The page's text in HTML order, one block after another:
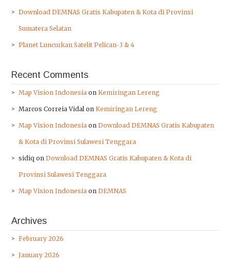
Download DEMNAS Gratis Kabupaten & Kota di Provinsi
Sumatera Selatan
Planet Luncurkan Satelit Pelican-3 & 4
Recent Comments
Map Vision Indonesia onKemiringan Lereng
Marcos Correia Vidal onKemiringan Lereng
Map Vision Indonesia onDownload DEMNAS Gratis Kabupaten
& Kota di Provinsi Sulawesi Tenggara
sidiq onDownload DEMNAS Gratis Kabupaten & Kota di
Provinsi Sulawesi Tenggara
Map Vision Indonesia onDEMNAS
Archives
February 2026
January 2026